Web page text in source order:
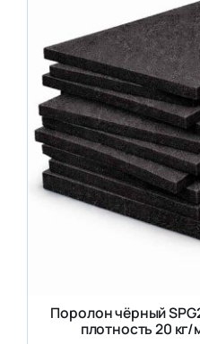
Поролон чёрный
плотность 20 кг/